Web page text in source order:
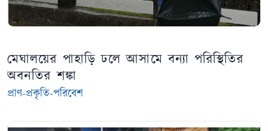
মেঘালয়ের পাহাড়ি ঢলে আসামে বন্যা পরিস্থিতির
অবনতির শঙ্কা
প্রাণ-প্রকৃতি-পরিবেশ